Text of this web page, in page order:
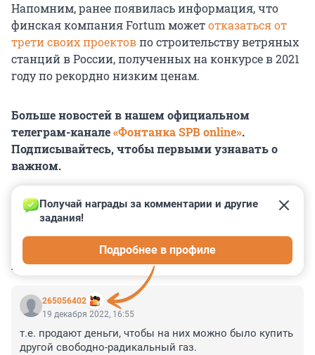
Напомним, ранее появилась информация, что
финская компания Fortum можетотказаться от
трети своих проектовпо строительству ветряных
станций в России, полученных на конкурсе в 2021
году по рекордно низким ценам.
Больше новостей в нашем официальном
телеграм-канале«Фонтанка SPB online».
Подписывайтесь, чтобы первыми узнавать о
важном.
КОММЕНТАРИИ 4
265056402
Получай награды за комментарии и другие
задания!
Подробнее в профиле
19 декабря 2022, 16:55
т.е. продают деньги, чтобы на них можно было купить
другой свободно-радикальный газ.